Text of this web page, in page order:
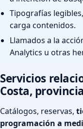
Tipografías
carga contenidos.
Llamados a la
Analytics u otras
Servicios
Costa,
Catálogos, reservas,
programación a